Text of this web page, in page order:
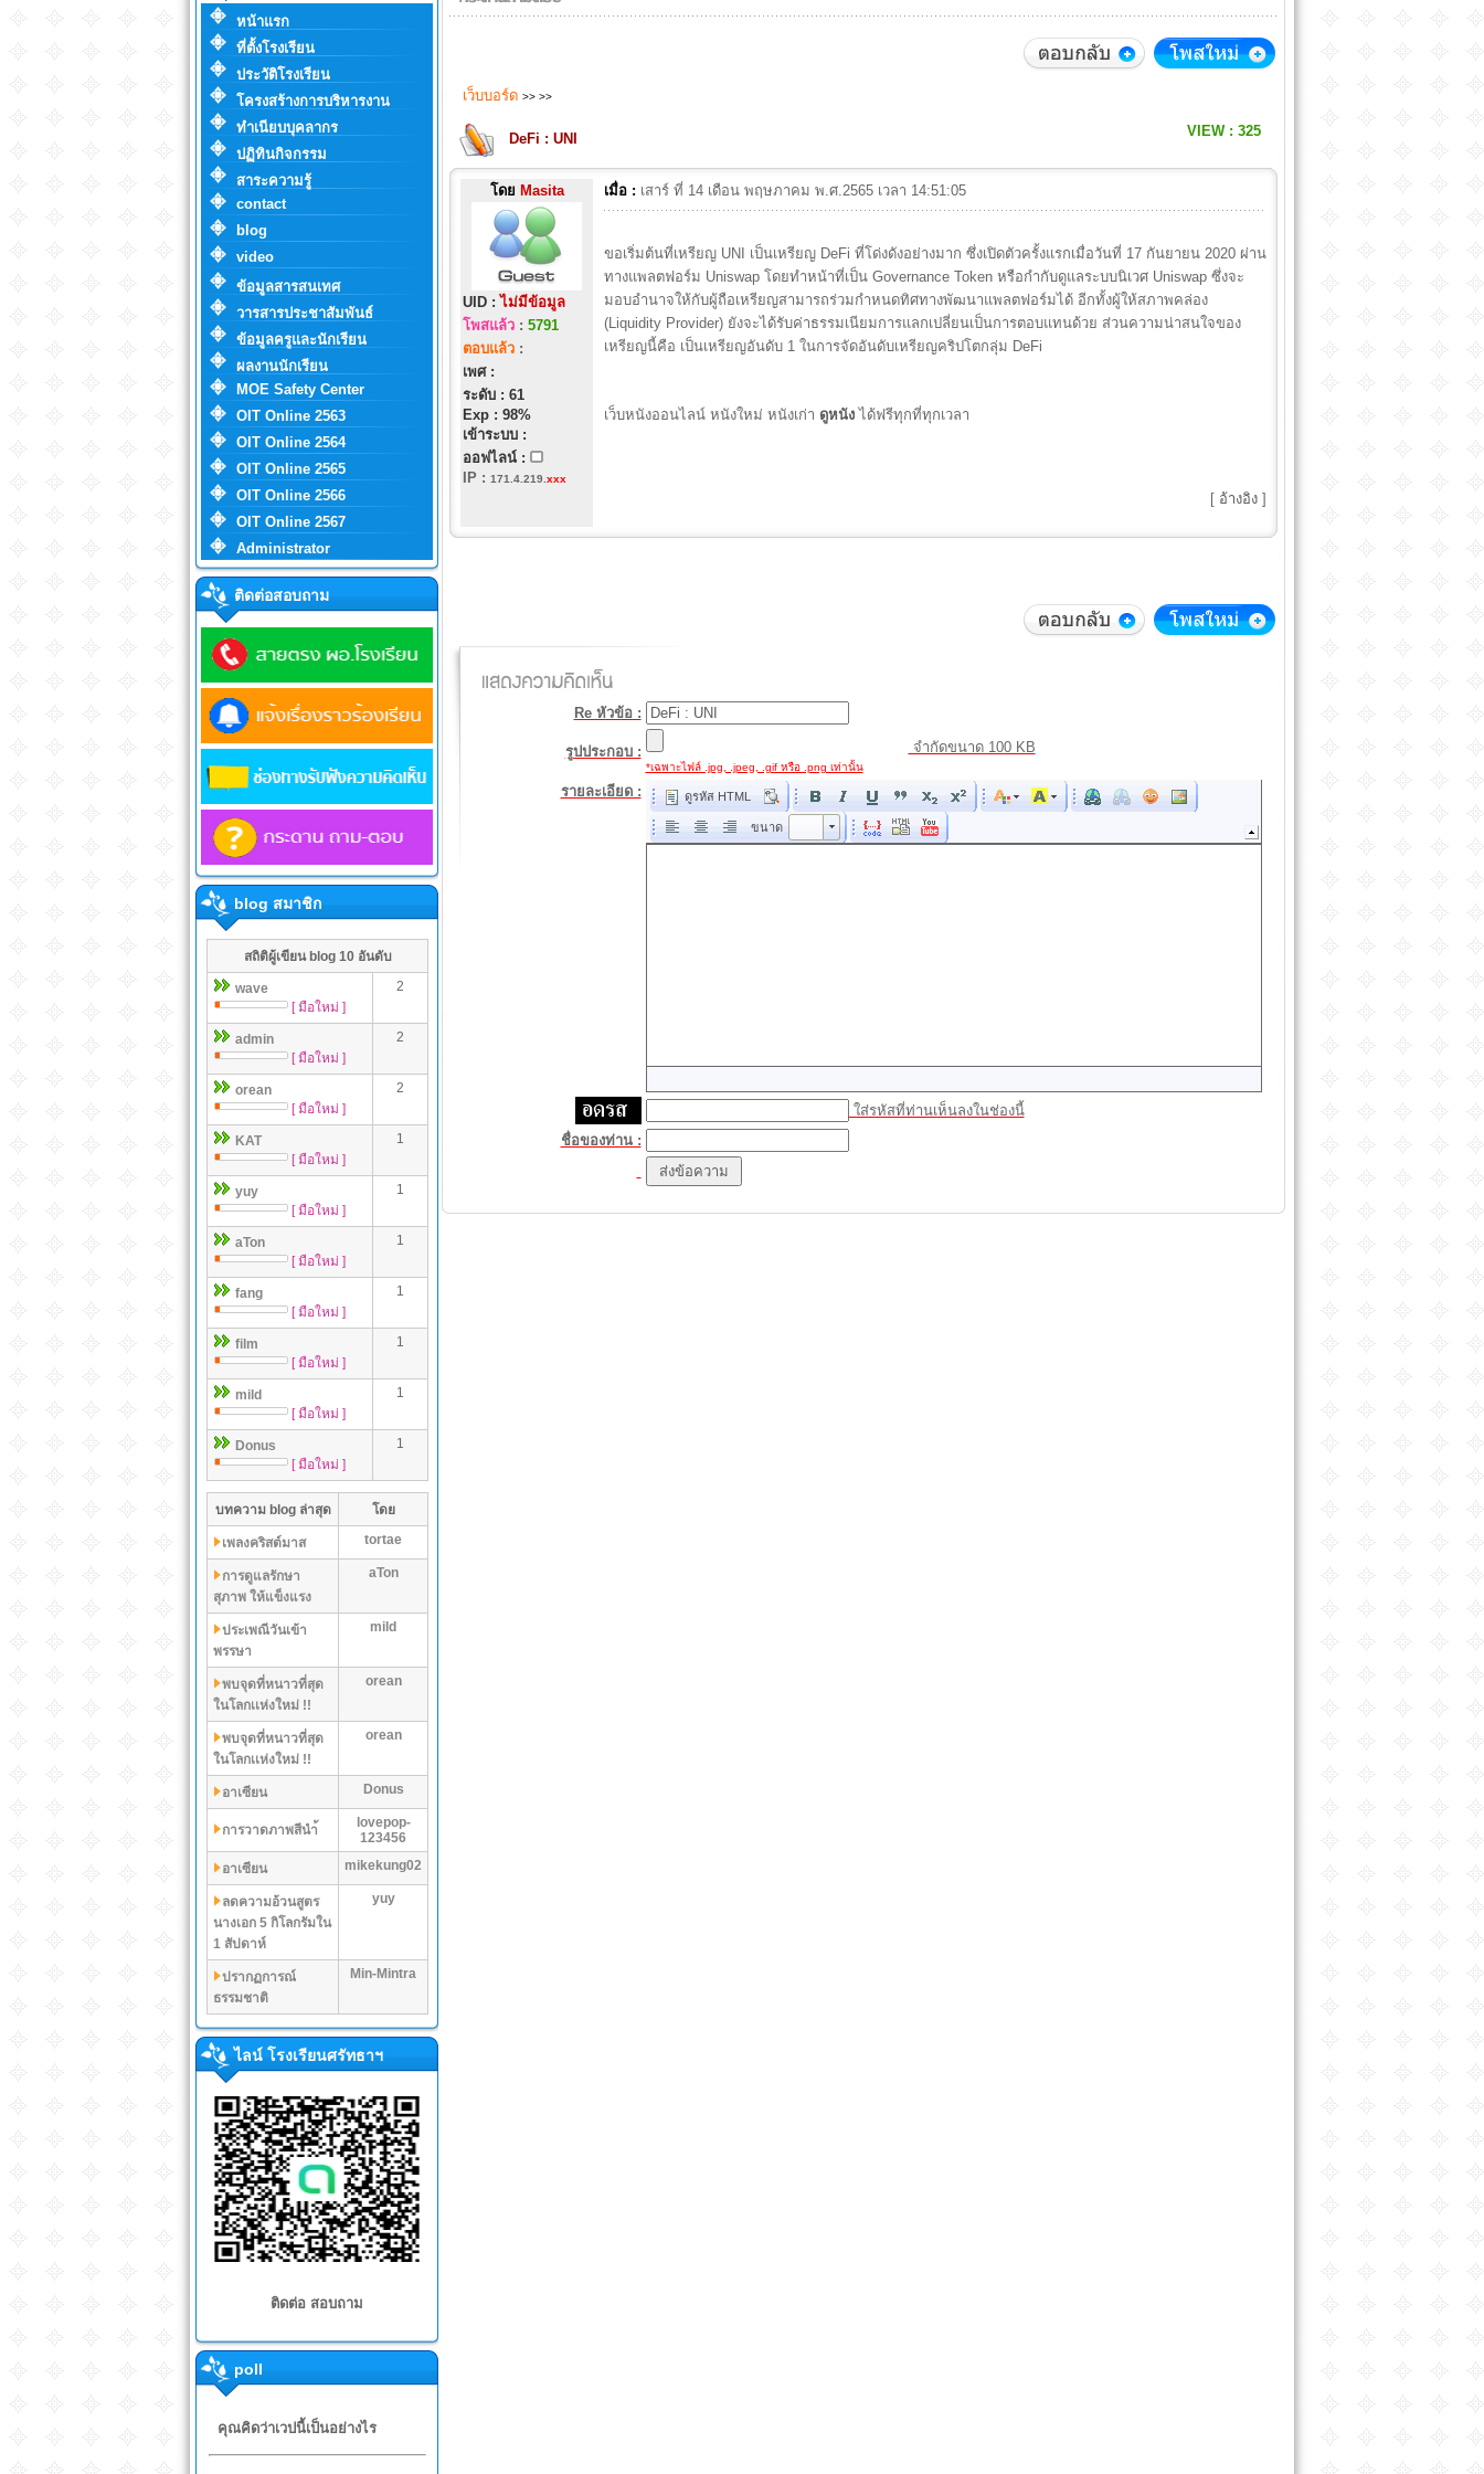
หน้าแรก
ที่ตั้งโรงเรียน
ประวัติโรงเรียน
โครงสร้างการบริหารงาน
ทำเนียบบุคลากร
ปฏิทินกิจกรรม
สาระความรู้
contact
blog
video
ข้อมูลสารสนเทศ
วารสารประชาสัมพันธ์
ข้อมูลครูและนักเรียน
ผลงานนักเรียน
MOE Safety Center
OIT Online 2563
OIT Online 2564
OIT Online 2565
OIT Online 2566
OIT Online 2567
Administrator
ติดต่อสอบถาม
blog สมาชิก
สถิติผู้เขียน blog 10 อันดับ
wave
[ มือใหม่ ]
2
admin
[ มือใหม่ ]
2
orean
[ มือใหม่ ]
2
KAT
[ มือใหม่ ]
1
yuy
[ มือใหม่ ]
1
aTon
[ มือใหม่ ]
1
fang
[ มือใหม่ ]
1
film
[ มือใหม่ ]
1
mild
[ มือใหม่ ]
1
Donus
[ มือใหม่ ]
1
บทความ blog ล่าสุด โดย
เพลงคริสต์มาส tortae
การดูแลรักษา
สุภาพ ให้แข็งแรง
aTon
ประเพณีวันเข้า
พรรษา
mild
พบจุดที่หนาวที่สุด
ในโลกเเห่งใหม่ !!
orean
พบจุดที่หนาวที่สุด
ในโลกเเห่งใหม่ !!
orean
อาเซียน Donus
การวาดภาพสีนำ้
lovepop-
123456
อาเซียน
mikekung02
ลดความอ้วนสูตร
นางเอก 5 กิโลกรัมใน
1 สัปดาห์
yuy
ปรากฏการณ์
ธรรมชาติ
Min-Mintra
ไลน์ โรงเรียนศรัทธาฯ
ติดต่อ สอบถาม
poll
คุณคิดว่าเวปนี้เป็นอย่างไร
เว็บบอร์ด >> >>
DeFi : UNI VIEW : 325
โดย Masita
UID :ไม่มีข้อมูล
โพสแล้ว: 5791
ตอบแล้ว:
เพศ :
ระดับ : 61
Exp : 98%
เข้าระบบ :
ออฟไลน์ :
IP : 171.4.219. xxx
เมื่อ : เสาร์ ที่ 14 เดือน พฤษภาคม พ.ศ.2565 เวลา 14:51:05
ขอเริ่มต้นที่เหรียญ UNI เป็นเหรียญ DeFi ที่โด่งดังอย่างมาก ซึ่งเปิดตัวครั้งแรกเมื่อวันที่ 17 กันยายน 2020 ผ่าน
ทางแพลตฟอร์ม Uniswap โดยทำหน้าที่เป็น Governance Token หรือกำกับดูแลระบบนิเวศ Uniswap ซึ่งจะ
มอบอำนาจให้กับผู้ถือเหรียญสามารถร่วมกำหนดทิศทางพัฒนาแพลตฟอร์มได้ อีกทั้งผู้ให้สภาพคล่อง
(Liquidity Provider) ยังจะได้รับค่าธรรมเนียมการแลกเปลี่ยนเป็นการตอบแทนด้วย ส่วนความน่าสนใจของ
เหรียญนี้คือ เป็นเหรียญอันดับ 1 ในการจัดอันดับเหรียญคริปโตกลุ่ม DeFi
เว็บหนังออนไลน์ หนังใหม่ หนังเก่า ดูหนัง ได้ฟรีทุกที่ทุกเวลา
[ อ้างอิง ]
Re หัวข้อ :
รูปประกอบ : จำกัดขนาด 100 KB
*เฉพาะไฟล์ .jpg, .jpeg, .gif หรือ .png เท่านั้น
รายละเอียด : ดูรหัส HTML
ขนาด
ใส่รหัสที่ท่านเห็นลงในช่องนี้
ชื่อของท่าน :